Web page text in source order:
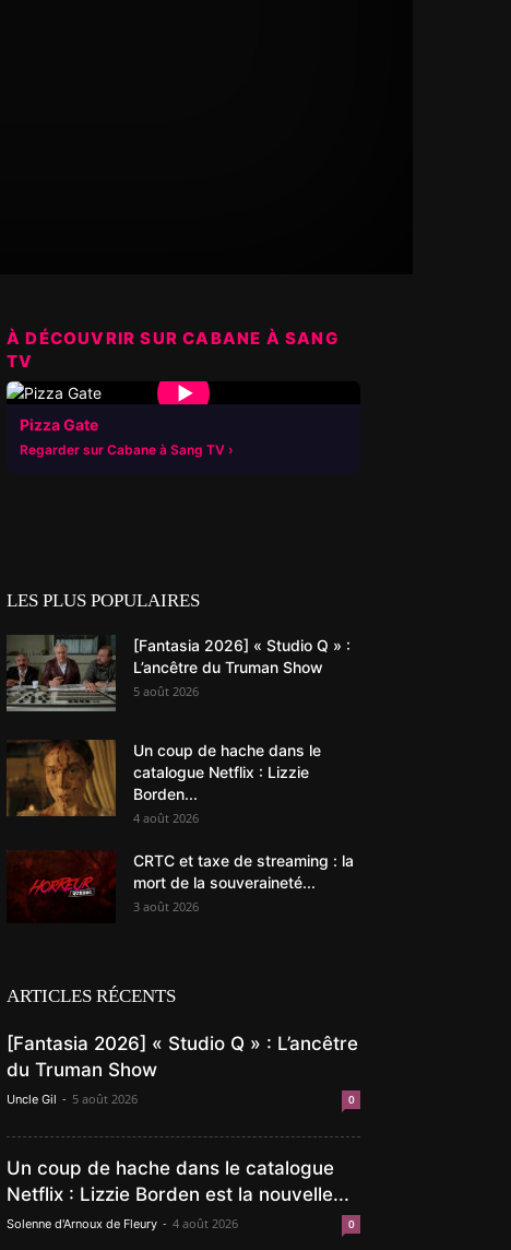
À DÉCOUVRIR SUR CABANE À SANG
TV
▶
Pizza Gate
Regarder sur Cabane à Sang TV
LES PLUS POPULAIRES
[Fantasia 2026] « Studio Q » :
L’ancêtre du Truman Show
5 août 2026
Un coup de hache dans le
catalogue Netflix : Lizzie
Borden...
4 août 2026
CRTC et taxe de streaming : la
mort de la souveraineté...
3 août 2026
ARTICLES RÉCENTS
[Fantasia 2026] « Studio Q » : L’ancêtre
du Truman Show
Uncle Gil - 5 août 2026 0
Un coup de hache dans le catalogue
Netflix : Lizzie Borden est la nouvelle...
Solenne d'Arnoux de Fleury - 4 août 2026 0